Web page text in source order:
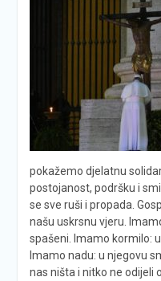
pokažemo djelatnu
postojanost, podršku i
se sve ruši i propada.
našu uskrsnu vjeru.
spašeni. Imamo kormilo:
Imamo nadu: u njegovu
nas ništa i nitko ne odijeli